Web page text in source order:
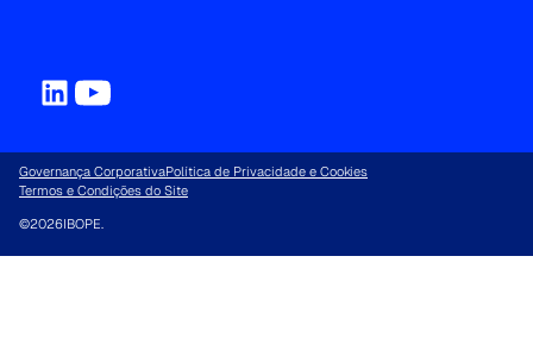
Governança CorporativaPolítica de Privacidade e Cookies
Termos e Condições do Site
©2026IBOPE.